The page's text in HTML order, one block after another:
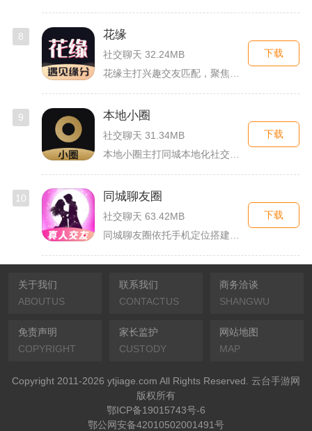
8 花缘
社交聊天 32.24MB
花缘主打兴趣交友匹配，聚焦喜欢花卉、园艺的人群搭建线上社交空...
下载
9 本地小圈
社交聊天 31.34MB
下载
10 同城聊友圈
社交聊天 63.42MB
下载
关于我们
ABOUTUS
联系我们
CONTACTUS
商务洽谈
SHANGWU
免责声明
COPYRIGHT
家长监护
CUSTODY
网站地图
MAP
Copyright 2011-2026 ytjiage.com All Rights Reserved. 云台手游网
版权所有
鄂ICP备19015743号-6
鄂公网安备42010502001491号